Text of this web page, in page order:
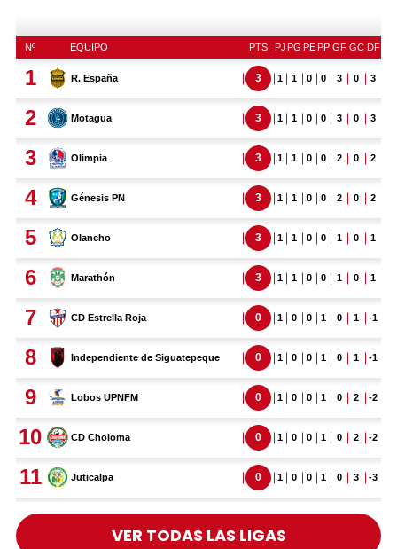
VER TODAS LAS LIGAS